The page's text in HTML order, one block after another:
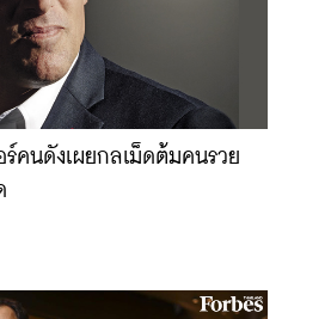
ร์คนดังเผยกลเม็ดต้มคนรวย